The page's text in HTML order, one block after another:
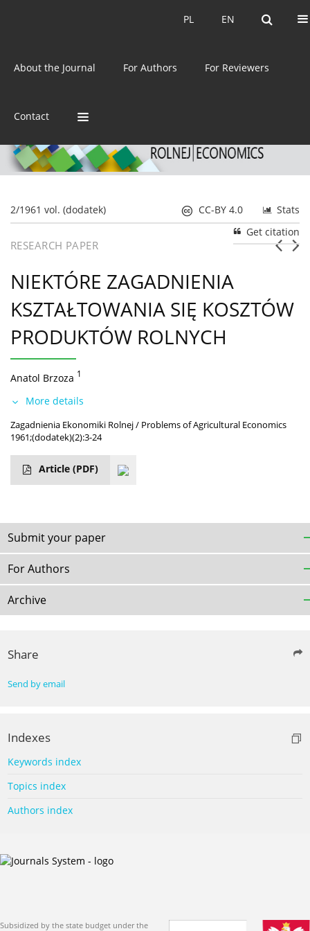
EN
PL EN
PL
About the Journal For Authors For Reviewers
Contact
ISSN: 0044-1600
2/1961 vol. (dodatek) Stats
CC-BY 4.0
Get citation
RESEARCH PAPER
NIEKTÓRE ZAGADNIENIA
KSZTAŁTOWANIA SIĘ KOSZTÓW
PRODUKTÓW ROLNYCH
Anatol Brzoza 1
More details
Zagadnienia Ekonomiki Rolnej / Problems of Agricultural Economics
1961;(dodatek)(2):3-24
Article (PDF)
Submit your paper
For Authors
Archive
Share
Send by email
Indexes
Keywords index
Topics index
Authors index
Subsidized by the state budget under the